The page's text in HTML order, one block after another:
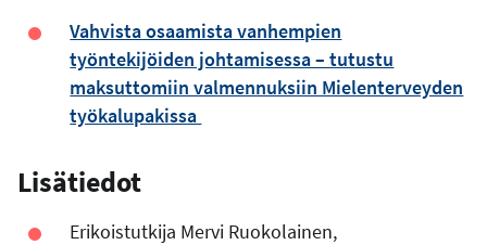
Vahvista osaamista vanhempien
työntekijöiden johtamisessa – tutustu
maksuttomiin valmennuksiin Mielenterveyden
työkalupakissa
Lisätiedot
Erikoistutkija Mervi Ruokolainen,